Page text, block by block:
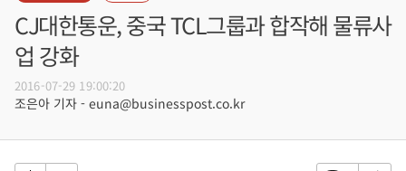
CJ대한통운, 중국 TCL그룹과 합작해 물류사
업 강화
2016-07-29 19:00:20
조은아 기자 - euna@businesspost.co.kr